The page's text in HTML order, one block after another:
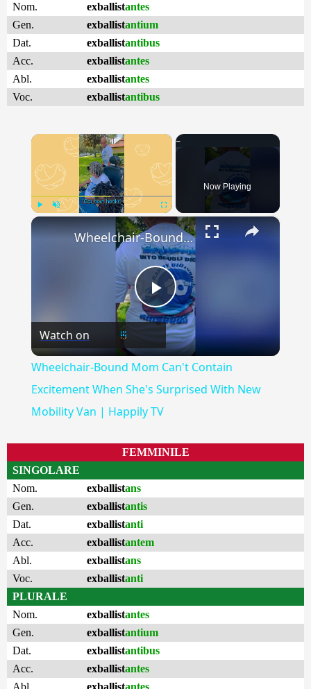
Nom.
exballistantes
Gen.
exballistantium
Dat.
exballistantibus
Acc.
exballistantes
Abl.
exballistantes
Voc.
exballistantibus
×
Fullscreen
Now Playing
×
Play
Video
Wheelchair-Bound Mom Can't Contain Excitement When She's Surprised With New Mobility Van | Happily TV
Watch on
Wheelchair-Bound Mom Can't Contain
Excitement When She's Surprised With New
Mobility Van | Happily TV
FEMMINILE
SINGOLARE
Nom.
exballistans
Gen.
exballistantis
Dat.
exballistanti
Acc.
exballistantem
Abl.
exballistans
Voc.
exballistanti
PLURALE
Nom.
exballistantes
Gen.
exballistantium
Dat.
exballistantibus
Acc.
exballistantes